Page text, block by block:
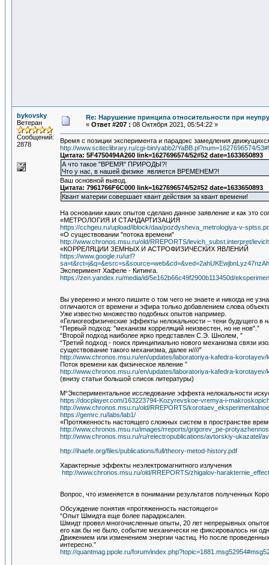
bykovsky
Ветеран
Сообщений:
2878
Re: Нарушение принципа относительности при
« Ответ #207 : 08 Октября 2021, 05:54:22 »
Время с позиции эксперимента и парадокс замедления
http://www.sciteclibrary.ru/cgi-bin/yabb2/YaBB.pl?num=1627696574/
Цитата: 5F4750494A260 link=1627696574/52#52 date=1633650893
А что такое "ВРЕМЯ" ПРИРОДЫ?!
Что у нас, в нашей физике является ВРЕМЕНЕМ?!
Ваш основной вывод.
Цитата: 7961766F6C000 link=1627696574/52#52 date=1633650893
Квант материи совершает квант действия за квант времени!
На основании каких опытов сделано данное заявление и как это
«МЕТРОЛОГИЯ И СТАНДАРТИЗАЦИЯ
https://cchgeu.ru/upload/iblock/daa/pozdysheva_metrologiya-v-
«О существовании "потока времени"
http://www.chronos.msu.ru/old/RREPORTS/levich_subst.interpret/
«КОРРЕЛЯЦИИ ЗЕМНЫХ И АСТРОФИЗИЧЕСКИХ ЯВЛЕНИЙ
https://www.google.ru/url?
Эксперимент Хафеле - Китинга.
https://zen.yandex.ru/media/id/5e162b66c49f2900b113450d/
Вы уверенно и много пишите о том чего не знаете и никогда не
отличаются от времени и эфира только добавлением слова
Уже известно множество подобных опытов например.
«Гелиогеофизические эффекты нелокальности – тени будущего в
“Первый подход: "механизм корреляций неизвестен, но не нов".”
“Второй подход наиболее ярко представлен С.Э. Шнолем, ”
“Третий подход - поиск принципиально нового механизма связи
существование такого механизма, далее н////”
http://www.chronos.msu.ru/en/updates/laboratoriya-kafedra-korotayev/
Поток времени как физическое явление ”
http://www.chronos.msu.ru/en/updates/laboratoriya-kafedra-korotayev/
(внизу статьи большой список литературы)
М“Экспериментальное исследование эффекта нелокальности
https://docplayer.com/163223794-Kozyrevskoe-vremya-i-
http://www.chronos.msu.ru/old/RREPORTS/
https://gemrc.ru/labs/lab1/
«Протяженность настоящего сложных систем в пространстве
http://www.chronos.msu.ru/images/rreports/grigorev_pe-
http://www.chronos.msu.ru/ru/relectropublications/avtorskiy-
http://ihaefe.org/files/publications/full/theory-metod-history.pdf
Характерные эффекты неэлектромагнитного излучения
http://www.chronos.msu.ru/old/RREPORTS/zhigalov-
Вопрос, что изменяется в понимании результатов полученных
Обсуждение понятия «протяженность настоящего»
“Опыт Шмидта еще более парадоксален.
Шмидт провел многочисленные опыты, 20 лет непрерывных
его как бы не было, событие механически не фиксировалось ни
Движением или изменением энергии частиц. Но после
интересно.”
http://quantmag.ppole.ru/forum/